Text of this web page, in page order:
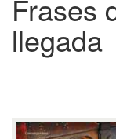
Frases
llegada